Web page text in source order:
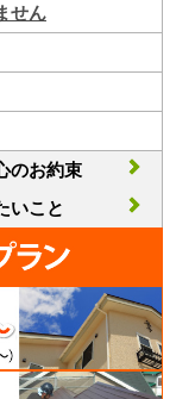
せん
のお約束
いこと